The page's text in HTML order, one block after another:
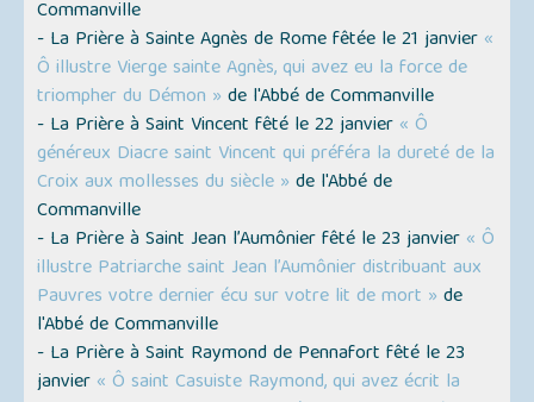
Commanville
- La Prière à Sainte Agnès de Rome fêtée le 21 janvier «
Ô illustre Vierge sainte Agnès, qui avez eu la force de
triompher du Démon » de l'Abbé de Commanville
- La Prière à Saint Vincent fêté le 22 janvier « Ô
généreux Diacre saint Vincent qui préféra la dureté de la
Croix aux mollesses du siècle » de l'Abbé de
Commanville
- La Prière à Saint Jean l’Aumônier fêté le 23 janvier « Ô
illustre Patriarche saint Jean l’Aumônier distribuant aux
Pauvres votre dernier écu sur votre lit de mort » de
l'Abbé de Commanville
- La Prière à Saint Raymond de Pennafort fêté le 23
janvier « Ô saint Casuiste Raymond, qui avez écrit la